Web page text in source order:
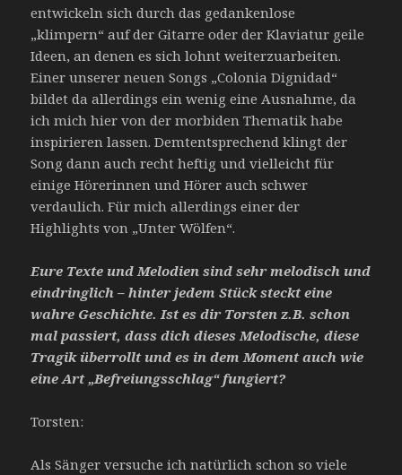
entwickeln sich durch das gedankenlose
„klimpern“ auf der Gitarre oder der Klaviatur geile
Ideen, an denen es sich lohnt weiterzuarbeiten.
Einer unserer neuen Songs „Colonia Dignidad“
bildet da allerdings ein wenig eine Ausnahme, da
ich mich hier von der morbiden Thematik habe
inspirieren lassen. Demtentsprechend klingt der
Song dann auch recht heftig und vielleicht für
einige Hörerinnen und Hörer auch schwer
verdaulich. Für mich allerdings einer der
Highlights von „Unter Wölfen“.
Eure Texte und Melodien sind sehr melodisch und
eindringlich – hinter jedem Stück steckt eine
wahre Geschichte. Ist es dir Torsten z.B. schon
mal passiert, dass dich dieses Melodische, diese
Tragik überrollt und es in dem Moment auch wie
eine Art „Befreiungsschlag“ fungiert?
Torsten:
Als Sänger versuche ich natürlich schon so viele